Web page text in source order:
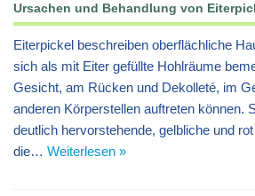
Ursachen und Behandlung von
Eiterpickel beschreiben oberflächliche
sich als mit Eiter gefüllte Hohlräume
Gesicht, am Rücken und Dekolleté, im
anderen Körperstellen auftreten können.
deutlich hervorstehende, gelbliche und
die… Weiterlesen »